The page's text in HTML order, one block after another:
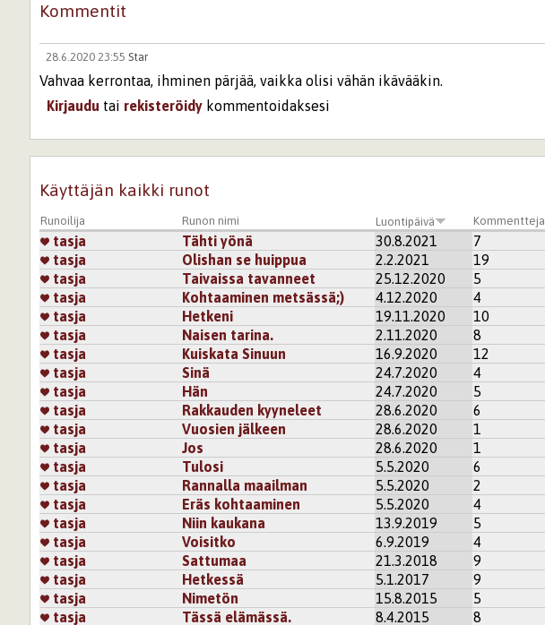
Kommentit
28.6.2020 23:55 Star
Vahvaa kerrontaa, ihminen pärjää, vaikka olisi vähän ikävääkin.
Kirjaudu tai rekisteröidy kommentoidaksesi
Käyttäjän kaikki runot
Runoilija Runon nimi Luontipäivä Kommentteja
tasja Tähti yönä 30.8.2021 7
tasja
Olishan se huippua 2.2.2021 19
tasja
Taivaissa tavanneet 25.12.2020 5
tasja
Kohtaaminen metsässä;) 4.12.2020 4
tasja
Hetkeni 19.11.2020 10
tasja
Naisen tarina. 2.11.2020 8
tasja
Kuiskata Sinuun 16.9.2020 12
tasja
Sinä 24.7.2020 4
tasja
Hän 24.7.2020 5
tasja
Rakkauden kyyneleet 28.6.2020 6
tasja
Vuosien jälkeen 28.6.2020 1
tasja
Jos 28.6.2020 1
tasja
Tulosi 5.5.2020 6
tasja
Rannalla maailman 5.5.2020 2
tasja
Eräs kohtaaminen 5.5.2020 4
tasja
Niin kaukana 13.9.2019 5
tasja
Voisitko 6.9.2019 4
tasja
Sattumaa 21.3.2018 9
tasja
Hetkessä 5.1.2017 9
tasja
Nimetön 15.8.2015 5
tasja
Tässä elämässä. 8.4.2015 8